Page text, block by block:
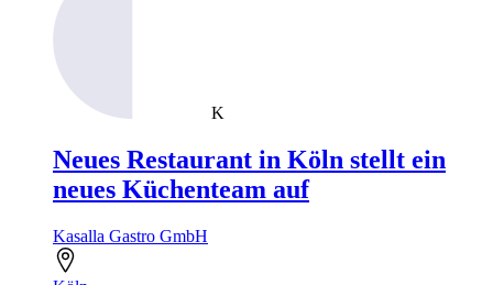
K
Neues Restaurant in Köln stellt ein
neues Küchenteam auf
Kasalla Gastro GmbH